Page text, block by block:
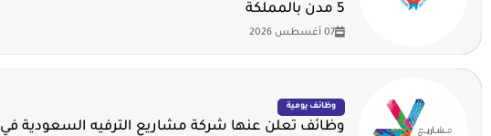
5 مدن بالمملكة
07 أغسطس 2026
وظائف يومية
وظائف تعلن عنها شركة مشاريع الترفيه السعودية في